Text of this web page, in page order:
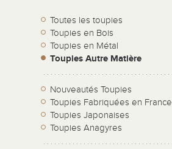
Toutes les toupies
Toupies en Bois
Toupies en Métal
Toupies Autre Matière
Nouveautés Toupies
Toupies Fabriquées en France
Toupies Japonaises
Toupies Anagyres